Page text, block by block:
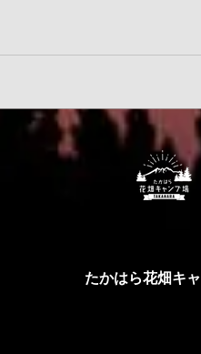
たかはら花畑キ